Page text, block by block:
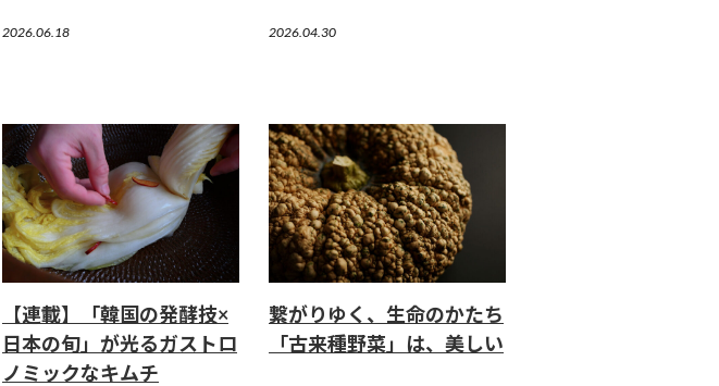
2026.06.18 2026.04.30
【連載】「韓国の発酵技×
日本の旬」が光るガストロ
ノミックなキムチ
繋がりゆく、生命のかたち
「古来種野菜」は、美しい